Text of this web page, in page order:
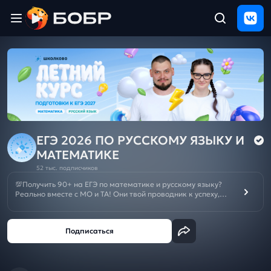
ЩЕЛЧОК
2026
Полезные
материалы
Проверка
сочинений
Тех
и
ЕГЭ 2026 ПО РУССКОМУ ЯЗЫКУ И
МАТЕМАТИКЕ
52 тыс. подписчиков
💯Получить 90+ на ЕГЭ по математике и русскому языку?
Реально вместе с МО и ТА! Они твой проводник к успеху,
Летний курс подготовки к ОГЭ/ЕГЭ 2027:
ЕГЭ🌼